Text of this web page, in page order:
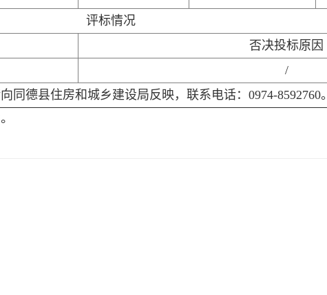
评标情况
否决投标原因
/
同德县住房和城乡建设局反映，联系电话：0974-8592760。